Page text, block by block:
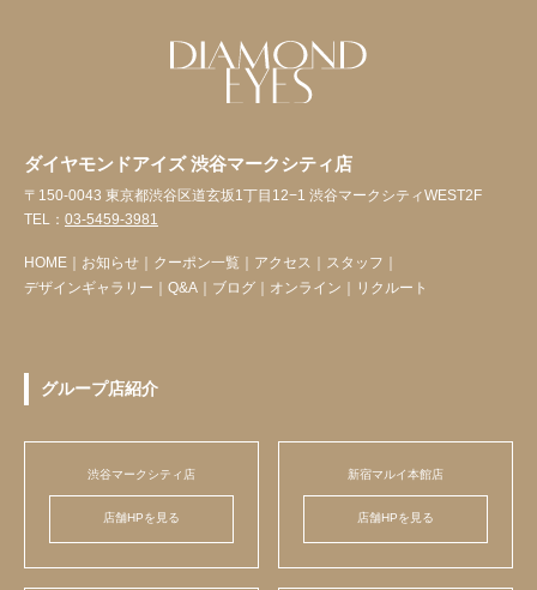
ダイヤモンドアイズ 渋谷マークシティ店
〒150-0043 東京都渋谷区道玄坂1丁目12−1 渋谷マークシティWEST2F
TEL： 03-5459-3981
HOME ｜ お知らせ ｜ クーポン一覧 ｜ アクセス ｜ スタッフ ｜
デザインギャラリー ｜ Q&A ｜ ブログ ｜ オンライン ｜ リクルート
グループ店紹介
渋谷マークシティ店
店舗HPを見る
新宿マルイ本館店
店舗HPを見る